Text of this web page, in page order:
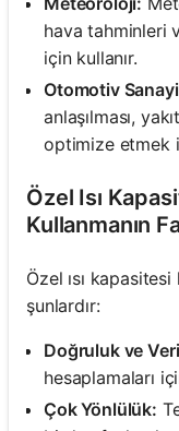
hava tahminleri
için kullanır.
Otomotiv
anlaşılması,
optimize etmek
Özel Isı
Kullanmanın
Özel ısı kapasitesi
şunlardır:
Doğruluk ve
hesaplamaları
Çok Yönlülük: